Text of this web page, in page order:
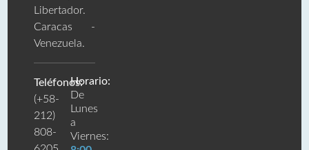
Libertador.
Caracas -
Venezuela.
Teléfonos:
(+58-
212)
808-
Horario:
De
Lunes
a
Viernes: